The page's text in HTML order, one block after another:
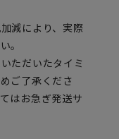
減により、実際
。
ただいたタイミ
ご了承くださ
はお急ぎ発送サ